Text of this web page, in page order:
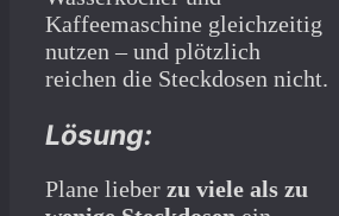
Kaffeemaschine gleichzeitig
nutzen – und plötzlich
reichen die Steckdosen nicht.
Lösung:
Plane lieber zu viele als zu